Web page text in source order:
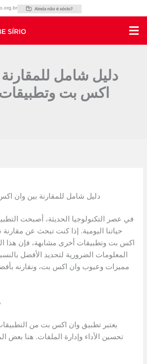
دليل شامل
اكس بت
دليل شامل للمقارنة بين وان
في عصر التكنولوجيا الحديثة، أصبحت
حياتنا اليومية. إذا كنت تبحث عن
اكس بت وتطبيقات أخرى مشابهة، فإن هذا
المعلومات الضرورية لتحديد الأفضل
مميزات وعيوب وان اكس بت، ونقارنه
يعتبر تطبيق وان اكس بت من
تحسين الأداء وإدارة الملفات. هنا بعض